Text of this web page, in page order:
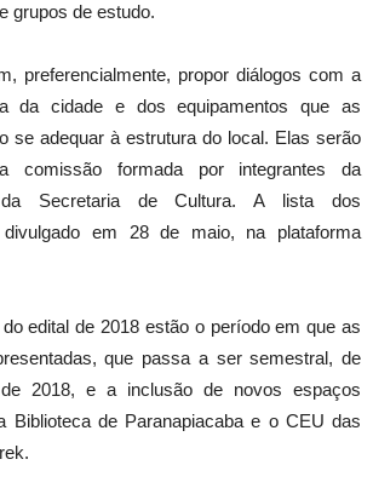
grupos de estudo.
preferencialmente, propor diálogos com a
da cidade e dos equipamentos que as
se adequar à estrutura do local. Elas serão
comissão formada por integrantes da
da Secretaria de Cultura. A lista dos
divulgado em 28 de maio, na plataforma
edital de 2018 estão o período em que as
que passa a ser semestral, de
2018, e a inclusão de novos espaços
Biblioteca de Paranapiacaba e o CEU das